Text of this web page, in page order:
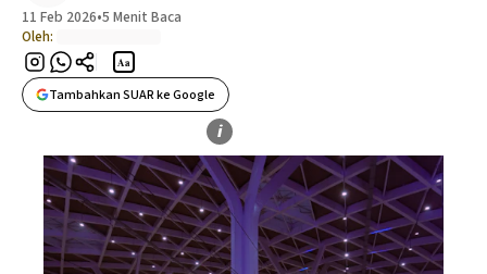
11 Feb 2026•5 Menit Baca
Oleh:
Aa
Tambahkan SUAR ke Google
i